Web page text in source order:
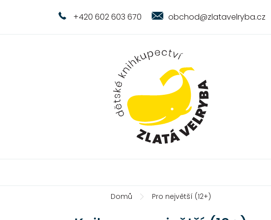
+420 602 603 670 obchod@zlatavelryba.cz
Domů Pro největší (12+)